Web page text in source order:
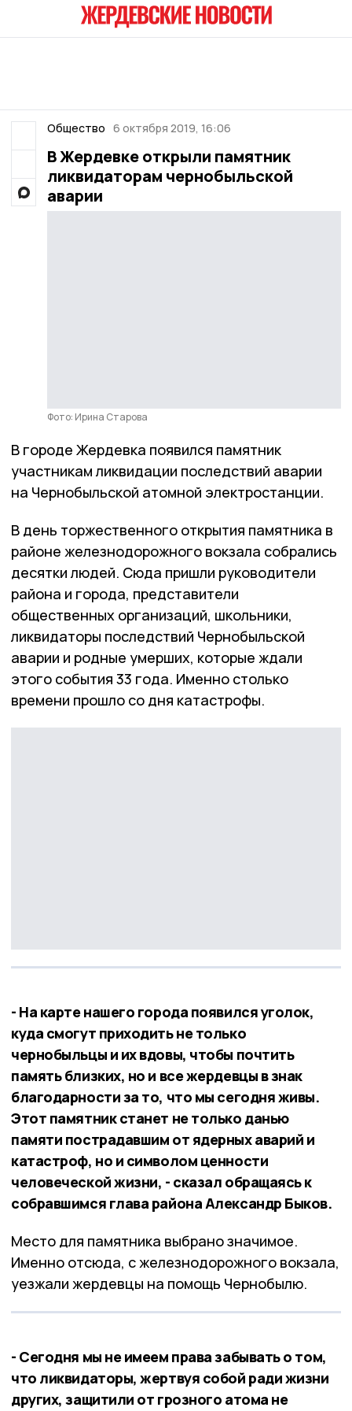
Общество 6 октября 2019, 16:06
В Жердевке открыли памятник
ликвидаторам чернобыльской
аварии
Фото: Ирина Старова
В городе Жердевка появился памятник
участникам ликвидации последствий аварии
на Чернобыльской атомной электростанции.
В день торжественного открытия памятника в
районе железнодорожного вокзала собрались
десятки людей. Сюда пришли руководители
района и города, представители
общественных организаций, школьники,
ликвидаторы последствий Чернобыльской
аварии и родные умерших, которые ждали
этого события 33 года. Именно столько
времени прошло со дня катастрофы.
- На карте нашего города появился уголок,
куда смогут приходить не только
чернобыльцы и их вдовы, чтобы почтить
память близких, но и все жердевцы в знак
благодарности за то, что мы сегодня живы.
Этот памятник станет не только данью
памяти пострадавшим от ядерных аварий и
катастроф, но и символом ценности
человеческой жизни, - сказал обращаясь к
собравшимся глава района Александр Быков.
Место для памятника выбрано значимое.
Именно отсюда, с железнодорожного вокзала,
уезжали жердевцы на помощь Чернобылю.
- Сегодня мы не имеем права забывать о том,
что ликвидаторы, жертвуя собой ради жизни
других, защитили от грозного атома не